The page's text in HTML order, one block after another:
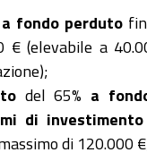
a fondo perduto
€ (elevabile a
del 65% a
di investimento
di 120.000